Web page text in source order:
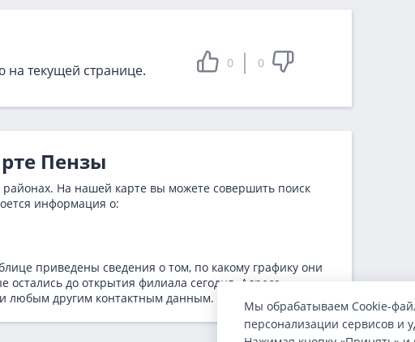
текущей странице. 0 0
Пензы
На нашей карте вы можете совершить поиск
информация о:
приведены сведения о том, по какому графику они
до открытия филиала сегодня. Адреса
любым другим контактным данным.
Мы обрабатываем Cookie-
персонализации сервисов и